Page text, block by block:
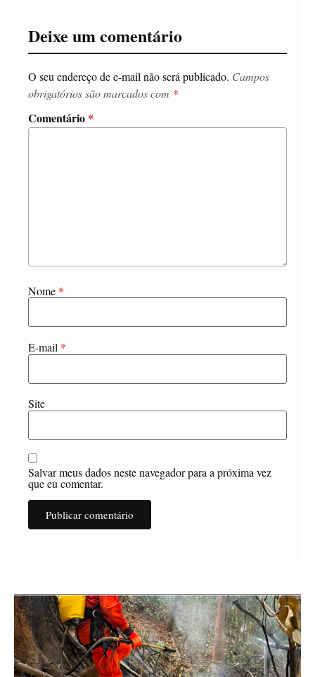
Deixe um comentário
O seu endereço de e-mail não será publicado. Campos
obrigatórios são marcados com *
Comentário *
Nome *
E-mail *
Site
Salvar meus dados neste navegador para a próxima vez
que eu comentar.